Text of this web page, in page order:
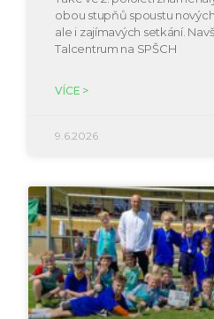
obou stupňů spoustu
ale i zajímavých setkání.
Talcentrum na SPŠCH
VÍCE >
9.6.2026